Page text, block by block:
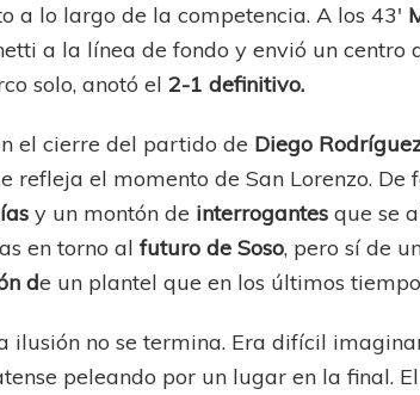
a lo largo de la competencia. A los 43′
a la línea de fondo y envió un centro
solo, anotó el2-1 definitivo.
el cierre del partido de Diego
refleja el momento de San Lorenzo. De
y un montón de interrogantes que se
en torno alfuturo de Soso, pero sí de
de un plantel que en los últimos
ilusión no se termina. Era difícil
peleando por un lugar en la final.